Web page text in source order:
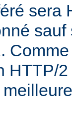
sera
sauf
HTTP/